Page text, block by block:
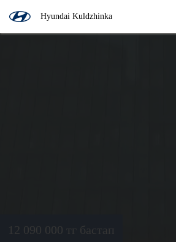
Hyundai Kuldzhinka
12 090 000 тг бастап